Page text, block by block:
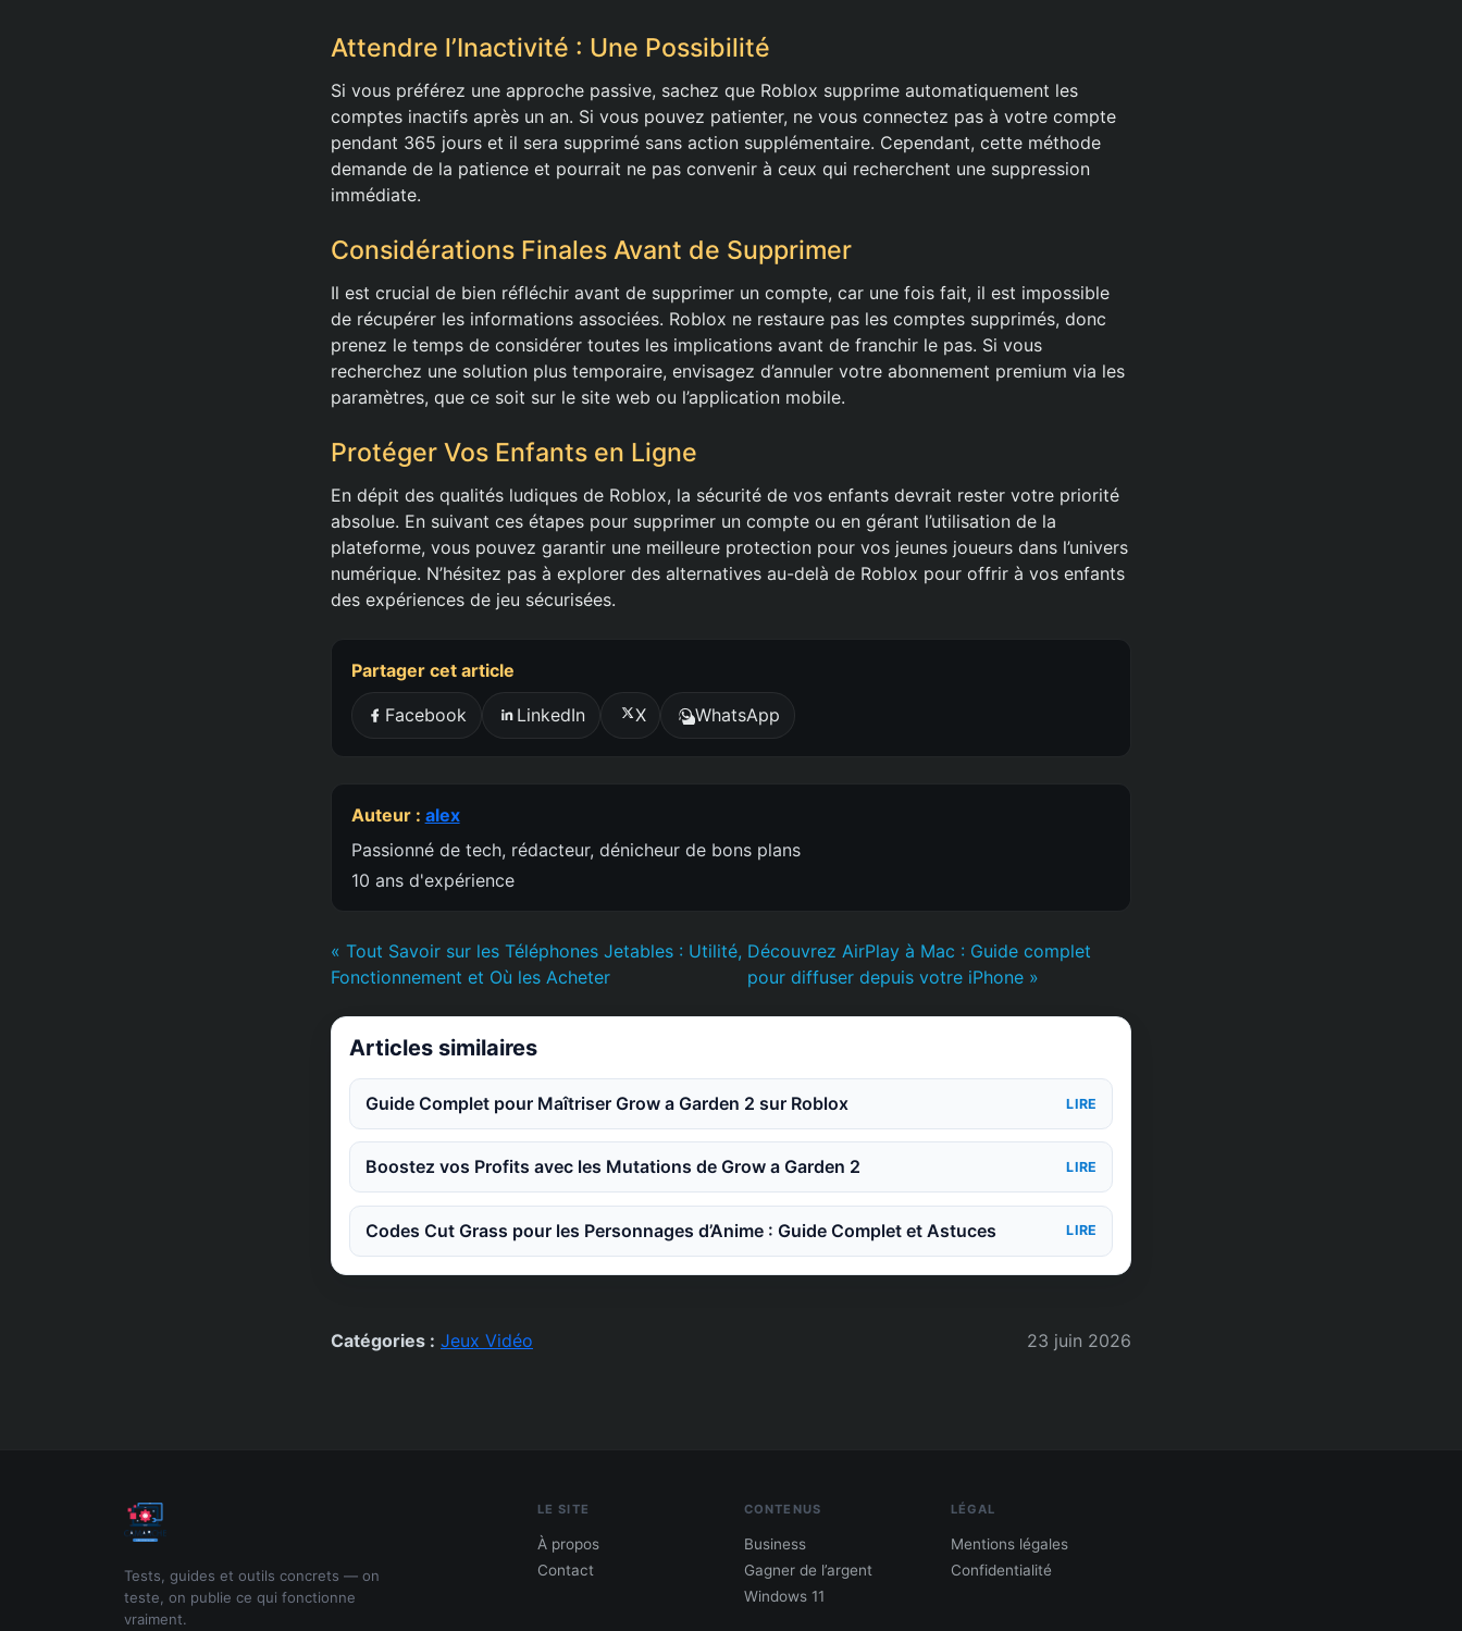
Attendre l’Inactivité : Une Possibilité
Si vous préférez une approche passive, sachez que Roblox supprime automatiquement les
comptes inactifs après un an. Si vous pouvez patienter, ne vous connectez pas à votre compte
pendant 365 jours et il sera supprimé sans action supplémentaire. Cependant, cette méthode
demande de la patience et pourrait ne pas convenir à ceux qui recherchent une suppression
immédiate.
Considérations Finales Avant de Supprimer
Il est crucial de bien réfléchir avant de supprimer un compte, car une fois fait, il est impossible
de récupérer les informations associées. Roblox ne restaure pas les comptes supprimés, donc
prenez le temps de considérer toutes les implications avant de franchir le pas. Si vous
recherchez une solution plus temporaire, envisagez d’annuler votre abonnement premium via les
paramètres, que ce soit sur le site web ou l’application mobile.
Protéger Vos Enfants en Ligne
En dépit des qualités ludiques de Roblox, la sécurité de vos enfants devrait rester votre priorité
absolue. En suivant ces étapes pour supprimer un compte ou en gérant l’utilisation de la
plateforme, vous pouvez garantir une meilleure protection pour vos jeunes joueurs dans l’univers
numérique. N’hésitez pas à explorer des alternatives au-delà de Roblox pour offrir à vos enfants
des expériences de jeu sécurisées.
Partager cet article
Facebook LinkedIn X WhatsApp
Auteur : alex
Passionné de tech, rédacteur, dénicheur de bons plans
10 ans d'expérience
« Tout Savoir sur les Téléphones Jetables : Utilité,
Fonctionnement et Où les Acheter
Découvrez AirPlay à Mac : Guide complet
pour diffuser depuis votre iPhone »
Articles similaires
Guide Complet pour Maîtriser Grow a Garden 2 sur Roblox LIRE
Boostez vos Profits avec les Mutations de Grow a Garden 2 LIRE
Codes Cut Grass pour les Personnages d’Anime : Guide Complet et Astuces LIRE
Catégories : Jeux Vidéo 23 juin 2026
Tests, guides et outils concrets — on
teste, on publie ce qui fonctionne
vraiment.
LE SITE
À propos
Contact
CONTENUS
Business
Gagner de l’argent
Windows 11
LÉGAL
Mentions légales
Confidentialité